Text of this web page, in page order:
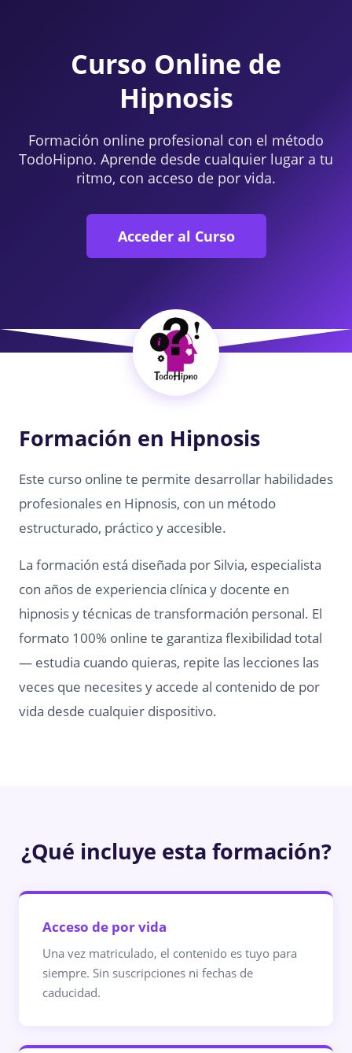
Curso Online de
Hipnosis
Formación online profesional con el método
TodoHipno. Aprende desde cualquier lugar a tu
ritmo, con acceso de por vida.
Acceder al Curso
Formación en Hipnosis
Este curso online te permite desarrollar habilidades
profesionales en Hipnosis, con un método
estructurado, práctico y accesible.
La formación está diseñada por Silvia, especialista
con años de experiencia clínica y docente en
hipnosis y técnicas de transformación personal. El
formato 100% online te garantiza flexibilidad total
— estudia cuando quieras, repite las lecciones las
veces que necesites y accede al contenido de por
vida desde cualquier dispositivo.
¿Qué incluye esta formación?
Acceso de por vida
Una vez matriculado, el contenido es tuyo para
siempre. Sin suscripciones ni fechas de
caducidad.